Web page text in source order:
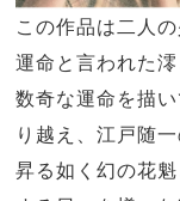
この作品は二人
運命と言われた
数奇な運命を描
り越え、江戸随
昇る如く幻の花